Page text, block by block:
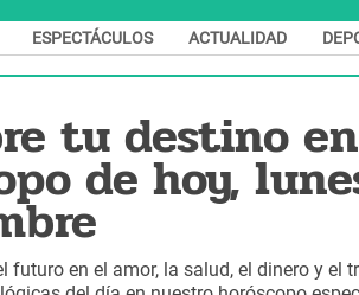
ESPECTÁCULOS ACTUALIDAD
tu destino
de hoy,
futuro en el amor, la salud, el dinero y el